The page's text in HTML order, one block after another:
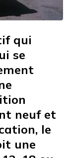
qui
se
neuf et
le
une